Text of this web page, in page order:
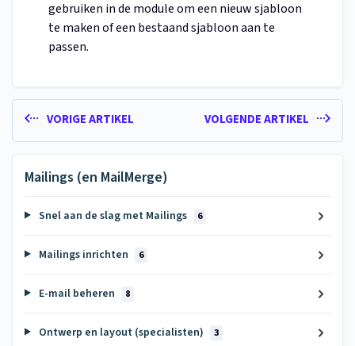
gebruiken in de module om een nieuw sjabloon
te maken of een bestaand sjabloon aan te
passen.
VORIGE ARTIKEL VOLGENDE ARTIKEL
Mailings (en MailMerge)
Snel aan de slag met Mailings 6
Mailings inrichten 6
E-mail beheren 8
Ontwerp en layout (specialisten) 3